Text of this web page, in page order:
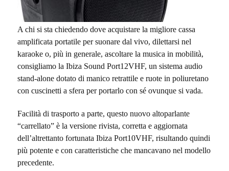
A chi si sta chiedendo dove acquistare la migliore cassa
amplificata portatile per suonare dal vivo, dilettarsi nel
karaoke o, più in generale, ascoltare la musica in mobilità,
consigliamo la Ibiza Sound Port12VHF, un sistema audio
stand-alone dotato di manico retrattile e ruote in poliuretano
con cuscinetti a sfera per portarlo con sé ovunque si vada.
Facilità di trasporto a parte, questo nuovo altoparlante
“carrellato” è la versione rivista, corretta e aggiornata
dell’altrettanto fortunata Ibiza Port10VHF, risultando quindi
più potente e con caratteristiche che mancavano nel modello
precedente.